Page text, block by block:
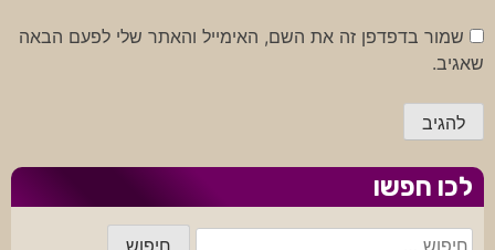
שמור בדפדפן זה את השם, האימייל והאתר שלי לפעם הבאה
שאגיב.
לכו חפשו
חיפוש: